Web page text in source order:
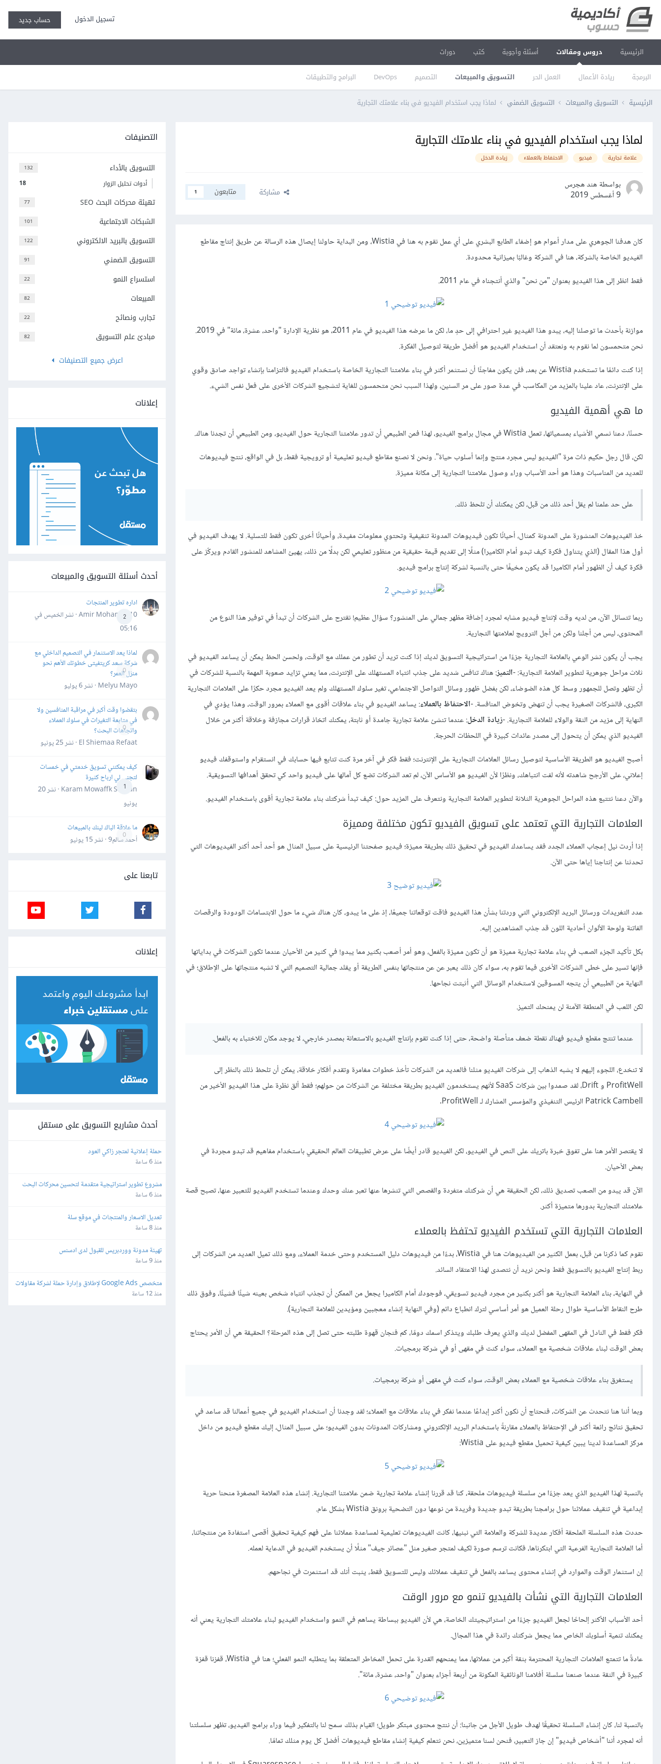
تسجيل الدخول حساب جديد
الرئيسية دروس ومقالات
البرمجة ريادة الأعمال العمل الحر التسويق والمبيعات التصميم DevOps البرامج والتطبيقات
أسئلة وأجوبة كتب دورات
الرئيسية التسويق والمبيعات التسويق الضمني لماذا يجب استخدام الفيديو في بناء علامتك التجارية
لماذا يجب استخدام الفيديو في بناء علامتك التجارية
علامة تجارية فيديو الاحتفاظ بالعملاء زيادة الدخل
بواسطة هند هجرس
9 أغسطس 2019
مشاركة متابعون 1
كان هدفنا الجوهري على مدار أعوام هو إضفاء الطابع البشري على أي عمل نقوم به هنا في Wistia، ومن البداية حاولنا إيصال هذه الرسالة عن طريق إنتاج مقاطع
الفيديو الخاصة بالشركة، هنا في الشركة وغالبًا بميزانية محدودة.
فقط انظر إلى هذا الفيديو بعنوان "من نحن" والذي أنتجناه في عام 2011.
موازنة بأحدث ما توصلنا إليه، يبدو هذا الفيديو غير احترافي إلى حدٍ ما، لكن ما عرضه هذا الفيديو في عام 2011، هو نظرية الإدارة "واحد، عشرة، مائة" في 2019.
نحن متحمسون لما نقوم به ونعتقد أن استخدام الفيديو هو أفضل طريقة لتوصيل الفكرة.
إذا كنت دائمًا ما تستخدم Wistia عن بعد، فلن يكون مفاجئًا أن نستثمر أكثر في بناء علامتنا التجارية الخاصة باستخدام الفيديو فالتزامنا بإنشاء تواجد صادق وقوي
على الإنترنت، عاد علينا بالمزيد من المكاسب في عدة صور على مر السنين، ولهذا السبب نحن متحمسون للغاية لتشجيع الشركات الأخرى على فعل نفس الشيء.
ما هي أهمية الفيديو
حسنًا، دعنا نسمي الأشياء بمسمياتها، تعمل Wistia في مجال برامج الفيديو، لهذا فمن الطبيعي أن تدور علامتنا التجارية حول الفيديو، ومن الطبيعي أن تجدنا هناك.
لكن، قال رجل حكيم ذات مرة "الفيديو ليس مجرد منتج وإنما أسلوب حياة". ونحن لا نصنع مقاطع فيديو تعليمية أو ترويجية فقط، بل في الواقع، ننتج فيديوهات
للعديد من المناسبات وهذا هو أحد الأسباب وراء وصول علامتنا التجارية إلى مكانة مميزة.
على حد علمنا لم يقل أحد ذلك من قبل، لكن يمكنك أن تلحظ ذلك.
خذ الفيديوهات المنشورة على المدونة كمثال، أحيانًا تكون فيديوهات المدونة تثقيفية وتحتوي معلومات مفيدة، وأحيانًا أخرى تكون فقط للتسلية. لا يهدف الفيديو في
أول هذا المقال (الذي يتناول فكرة كيف تبدو أمام الكاميرا) مثلًا إلى تقديم قيمة حقيقية من منظور تعليمي لكن بدلًا من ذلك، يهيئ المشاهد للمنشور القادم ويركّز على
فكرة كيف أن الظهور أمام الكاميرا قد يكون مخيفًا حتى بالنسبة لشركة إنتاج برامج فيديو.
ربما تتسائل الآن، من لديه وقت لإنتاج فيديو مشابه لمجرد إضافة مظهر جمالي على المنشور؟ سؤال عظيم! نقترح على الشركات أن تبدأ في توفير هذا النوع من
المحتوى، ليس من أجلنا ولكن من أجل الترويج لعلامتها التجارية.
يجب أن يكون نشر الوعي بالعلامة التجارية جزءًا من استراتيجية التسويق لديك إذا كنت تريد أن تطور من عملك مع الوقت، ولحسن الحظ يمكن أن يساعد الفيديو في
ثلاث مراحل جوهرية لتطوير العلامة التجارية: -التميز: هناك تنافس شديد على جذب انتباه المستهلك على الإنترنت، مما يعني تزايد صعوبة المهمة بالنسبة للشركات في
أن تظهر وتصل للجمهور وسط كل هذه الضوضاء، لكن بفضل ظهور وسائل التواصل الاجتماعي، تغير سلوك المستهلك ولم يعد الفيديو مجرد حكرًا على العلامات التجارية
الكبرى، فالشركات الصغيرة يجب أن تنهض وتخوض المنافسة. -الاحتفاظ بالعملاء: يساعد الفيديو في بناء علاقات أقوى مع العملاء بمرور الوقت، وهذا يؤدي في
النهاية إلى مزيد من الثقة والولاء للعلامة التجارية. -زيادة الدخل: عندما تنشئ علامة تجارية جامدة أو ثابتة، يمكنك اتخاذ قرارات مجازفة وخلاقة أكثر من خلال
الفيديو الذي يمكن أن يتحول إلى مصدر عائدات كبيرة في اللحظات الحرجة.
أصبح الفيديو هو الطريقة الأساسية لتوصيل رسائل العلامات التجارية على الإنترنت؛ فقط فكر في آخر مرة كنت تتابع فيها حسابك في انستقرام واستوقفك فيديو
إعلاني، على الأرجح شاهدته لأنه لفت انتباهك، ونظرًا لأن الفيديو هو الأساس الآن، لم تعد الشركات تضع كل آمالها على فيديو واحد كي تحقق أهدافها التسويقية.
والآن دعنا نتتبع هذه المراحل الجوهرية الثلاثة لتطوير العلامة التجارية ونتعرف على المزيد حول: كيف تبدأ شركتك بناء علامة تجارية أقوى باستخدام الفيديو.
العلامات التجارية التي تعتمد على تسويق الفيديو تكون مختلفة ومميزة
إذا أردت نيل إعجاب العملاء الجدد فقد يساعدك الفيديو في تحقيق ذلك بطريقة مميزة؛ فيديو صفحتنا الرئيسية على سبيل المثال هو أحد أحد أكثر الفيديوهات التي
تحدثنا عن إنتاجنا إياها حتى الآن.
عدد التغريدات ورسائل البريد الإلكتروني التي وردتنا بشأن هذا الفيديو فاقت توقعاتنا جميعًا، إذ على ما يبدو، كان هناك شيء ما حول الابتسامات الودودة والرقصات
الفاتنة ولوحة الألوان أحادية اللون قد جذب المشاهدين إليه.
بكل تأكيد الجزء الصعب في بناء علامة تجارية مميزة هو أن تكون مميزة بالفعل، وهو أمر أصعب بكثير مما يبدو! في كثير من الأحيان عندما تكون الشركات في بداياتها
فإنها تسير على خطى الشركات الأخرى فيما تقوم به، سواء كان ذلك يعبر عن عن منتجاتها بنفس الطريقة أو يقلد جمالية التصميم التي لا تشبه منتجاتها على الإطلاق؛ في
النهاية من الطبيعي أن يتجه المسوقين لاستخدام الوسائل التي أثبتت نجاحها.
لكن اللعب في المنطقة الآمنة لن يمنحك التميز.
عندما تنتج مقطع فيديو فهناك نقطة ضعف متأصلة واضحة، حتى إذا كنت تقوم بإنتاج الفيديو بالاستعانة بمصدر خارجي، لا يوجد مكان للاختباء به بالفعل.
لا تنخدع، اللجوء إليهم لا يشبه الذهاب إلى شركات الفيديو مثلنا فالعديد من الشركات تأخذ خطوات مغامرة وتقدم أفكار خلاقة، يمكن أن تلحظ ذلك بالنظر إلى
ProfitWell و Drift، لقد صمدوا بين شركات SaaS لأنهم يستخدمون الفيديو بطريقة مختلفة عن الشركات من حولهم؛ فقط ألق نظرة على هذا الفيديو الأخير من
Patrick Cambell الرئيس التنفيذي والمؤسس المشارك لـ ProfitWell.
لا يقتصر الأمر هنا على تفوق خبرة باتريك على النص في الفيديو، لكن الفيديو قادر أيضًا على عرض تطبيقات العالم الحقيقي باستخدام مفاهيم قد تبدو مجردة في
بعض الأحيان.
الآن قد يبدو من الصعب تصديق ذلك، لكن الحقيقة هي أن شركتك متفردة والقصص التي تنشرها عنها تعبر عنك وحدك وعندما تستخدم الفيديو للتعبير عنها، تصبح قصة
علامتك التجارية بدورها متميزة أكثر.
العلامات التجارية التي تستخدم الفيديو تحتفظ بالعملاء
نقوم كما ذكرنا من قبل، بعمل الكثير من الفيديوهات هنا في Wistia، بدءًا من فيديوهات دليل المستخدم وحتى خدمة العملاء، ومع ذلك تميل العديد من الشركات إلى
ربط إنتاج الفيديو بالتسويق فقط ونحن نريد أن نتصدى لهذا الاعتقاد السائد.
في النهاية، بناء العلامة التجارية هو أكثر بكثير من مجرد فيديو تسويقي، فوجودك أمام الكاميرا يجعل من الممكن أن تجذب انتباه شخص بعينه شيئًا فشيئًا، وفوق ذلك
طرح النقاط الأساسية طوال رحلة العميل هو أمر أساسي لترك انطباع دائم (وفي النهاية إنشاء معجبين ومؤيدين للعلامة التجارية).
فكر فقط في النادل في المقهى المفضل لديك والذي يعرف طلبك ويتذكر اسمك دومًا، كم فنجان قهوة طلبته حتى تصل إلى هذه المرحلة؟ الحقيقة هي أن الأمر يحتاج
بعض الوقت لبناء علاقات شخصية مع العملاء، سواء كنت في مقهى أو في شركة برمجيات.
يستغرق بناء علاقات شخصية مع العملاء بعض الوقت، سواء كنت في مقهى أو شركة برمجيات.
وبما أننا هنا نتحدث عن الشركات، فنحتاج أن نكون أكثر إبداعًا عندما نفكر في بناء علاقات مع العملاء؛ لقد وجدنا أن استخدام الفيديو في جميع أعمالنا قد ساعد في
تحقيق نتائج رائعة أكثر فى الإحتفاظ بالعملاء مقارنةً باستخدام البريد الإلكتروني ومشاركات المدونات بدون الفيديو؛ على سبيل المثال، إليك مقطع فيديو من داخل
مركز المساعدة لدينا يبين كيفية تحميل مقطع فيديو على Wistia:
بالنسبة لهذا الفيديو الذي يعد جزءًا من سلسلة فيديوهات ملحقة، كنا قد قررنا إنشاء علامة تجارية ضمن علامتنا التجارية. إنشاء هذه العلامة المصغرة منحنا حرية
إبداعية في تثقيف عملائنا حول برامجنا بطريقة تبدو جديدة وفريدة من نوعها دون التضحية برونق Wistia بشكل عام.
حددت هذه السلسلة الملحقة أفكار عديدة للشركة والعلامة التي نبنيها، كانت الفيديوهات تعليمية لمساعدة عملائنا على فهم كيفية تحقيق أقصى استفادة من منتجاتنا،
أما العلامة التجارية الفرعية التي ابتكرناها، فكانت ترسم صورة لكيف لمتجر صغير مثل "عصائر جيف" مثلًا أن يستخدم الفيديو في الدعاية لعمله.
إن استثمار الوقت والموارد في إنشاء محتوى يساعد بالفعل في تثقيف عملائك وليس للتسويق فقط، يثبت أنك قد استثمرت في نجاحهم.
العلامات التجارية التي نشأت بالفيديو تنمو مع مرور الوقت
أحد الأسباب الأكثر إلحاحًا لجعل الفيديو جزءًا من استراتيجيتك الخاصة، هي لأن الفيديو ببساطة يساهم في النمو واستخدام الفيديو لبناء علامتك التجارية يعني أنه
يمكنك تنمية أسلوبك الخاص مما يجعل شركتك رائدة في هذا المجال.
عادةً ما تتمتع العلامات التجارية المحترمة بثقة أكبر من عملائها، مما يمنحهم القدرة على تحمل المخاطر المتعلقة بما يتطلبه النمو الفعلي؛ هنا في Wistia، قفزنا قفزة
كبيرة في الثقة عندما صنعنا سلسلة أفلامنا الوثائقية المكونة من أربعة أجزاء بعنوان "واحد، عشرة، مائة".
بالنسبة لنا، كان إنشاء السلسلة تحقيقًا لهدف طويل الأجل من جانبنا: أن ننتج محتوى مبتكر طويل؛ القيام بذلك سمح لنا بالتفكير فيما وراء برامج الفيديو، تظهر سلسلتنا
أنه لمجرد أننا "أشخاص فيديو" إن جاز التعبير، فنحن لسنا متميزين، نحن نتعلم كيفية إنشاء مقاطع فيديوهات أفضل كل يوم مثلك تمامًا.
التصنيفات
132 التسويق بالأداء
18 أدوات تحليل الزوار
77 تهيئة محركات البحث SEO
101 الشبكات الاجتماعية
122 التسويق بالبريد الالكتروني
91 التسويق الضمني
22 استسراع النمو
82 المبيعات
22 تجارب ونصائح
82
مبادئ علم التسويق
اعرض جميع التصنيفات
إعلانات
أحدث أسئلة التسويق والمبيعات
2
اداره تطوير المنتجات
Amir Mohamed10 · نشر
الخميس في
05:16
0
لماذا يعد الاستثمار في التصميم الداخلي مع
شركة سعد كريتفيتى خطوتك الأهم نحو
منزل العمر؟
Melyu Mayo · نشر
6 يوليو
0
بتقضوا وقت أكبر في مراقبة المنافسين ولا
في متابعة التغيرات في سلوك العملاء
واتجاهات البحث؟
El Shiemaa Refaat · نشر
25 يونيو
1
كيف يمكنني تسويق خدمتي في خمسات
لتجني لي ارباح كثيرة
Karam Mowaffk Sarhan · نشر
20
يونيو
0
ما علاقة الباك لينك بالمبيعات
أحمد سالم9 · نشر
15 يونيو
تابعنا على
إعلانات
أحدث مشاريع التسويق على مستقل
حملة إعلانية لمتجر زاكي العود
منذ 6 ساعة
(SEO) والفهرسة (Indexing)منذ 6 ساعة
تعديل الاسعار والمنتجات في موقع سلة
منذ 8 ساعة
تهيئة مدونة ووردبريس للقبول لدى ادسنس
منذ 9 ساعة
وتشطيبات – Lead Generation
منذ 12 ساعة